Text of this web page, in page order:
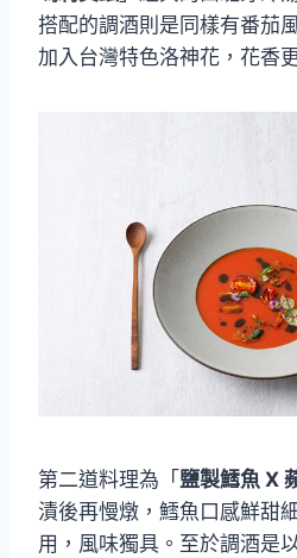
搭配的調酒則是同樣有番茄
加入台灣特色洛神花，花香
第二道料理為「 鹽製鱈魚 X
漬後再慢燉，鱈魚口感鮮甜
用，風味獨具。至於調酒是